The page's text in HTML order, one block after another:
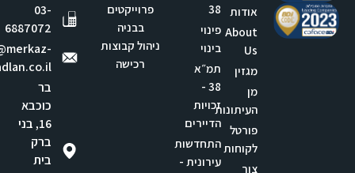
אודות
About
Us
מגזין
מן
העיתונות
פורטל
לקוחות
צור
38
פינוי
בינוי
תמ״א
38 -
זכויות
הדיירים
התחדשות
עירונית -
פרוייקטים
בבניה
ניהול קבוצות
רכישה
03-
6887072
בר
כוכבא
16, בני
ברק
בית